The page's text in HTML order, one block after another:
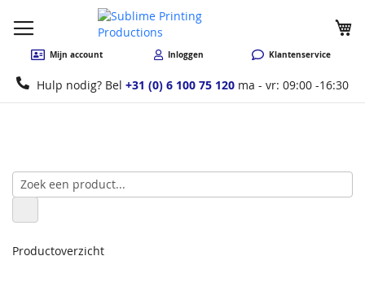
Mijn account Inloggen Klantenservice
Hulp nodig? Bel +31 (0) 6 100 75 120 ma - vr: 09:00 -16:30
Productoverzicht